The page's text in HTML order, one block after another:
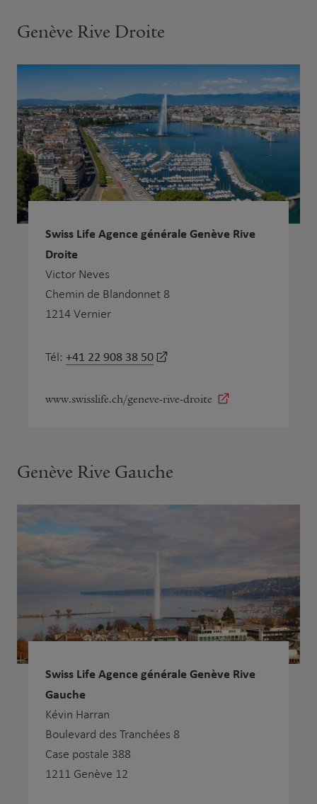
Genève Rive Droite
Swiss Life Agence générale Genève Rive
Droite
Victor Neves
Chemin de Blandonnet 8
1214 Vernier
Tél: +41 22 908 38 50
www.swisslife.ch/geneve-rive-droite
Genève Rive Gauche
Swiss Life Agence générale Genève Rive
Gauche
Kévin Harran
Boulevard des Tranchées 8
Case postale 388
1211 Genève 12